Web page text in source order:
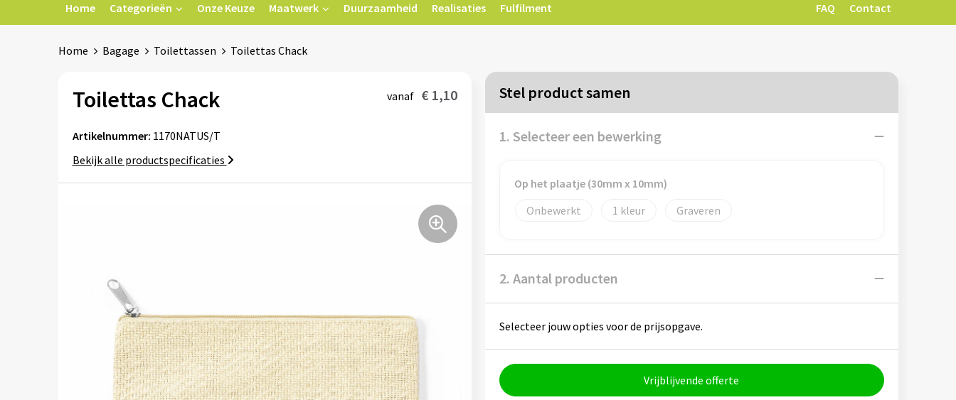
Home Categorieën Onze Keuze Maatwerk Duurzaamheid Realisaties Fulfilment FAQ Contact
Home Bagage Toilettassen Toilettas Chack
Toilettas Chack vanaf € 1,10
Artikelnummer: 1170NATUS/T
Bekijk alle productspecificaties
Stel product samen
1. Selecteer een bewerking
Op het plaatje (30mm x 10mm)
Onbewerkt
1 Graveren
2. Aantal producten
Selecteer jouw opties voor de prijsopgave.
Vrijblijvende offerte